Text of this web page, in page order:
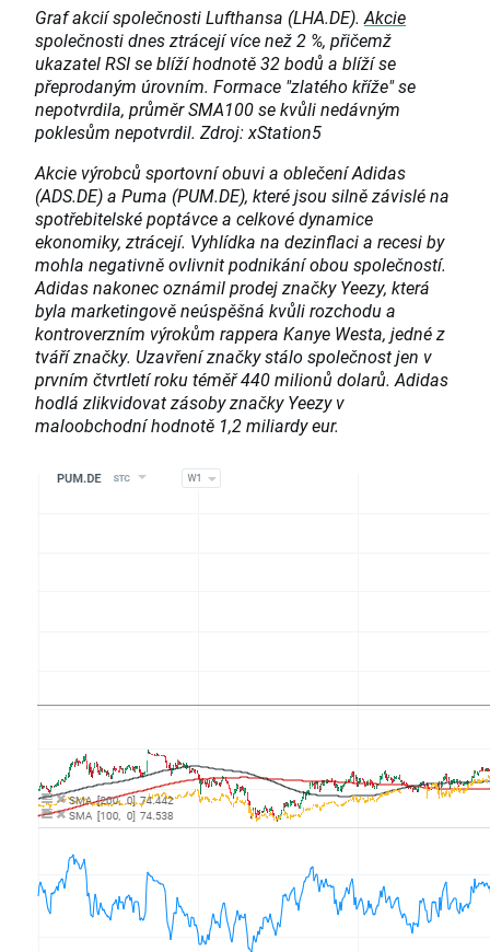
Graf akcií společnosti Lufthansa (LHA.DE).Akcie
společnosti dnes ztrácejí více než 2 %, přičemž
ukazatel RSI se blíží hodnotě 32 bodů a blíží se
přeprodaným úrovním. Formace "zlatého kříže" se
nepotvrdila, průměr SMA100 se kvůli nedávným
poklesům nepotvrdil. Zdroj: xStation5
Akcie výrobců sportovní obuvi a oblečení Adidas
(ADS.DE) a Puma (PUM.DE), které jsou silně závislé na
spotřebitelské poptávce a celkové dynamice
ekonomiky, ztrácejí. Vyhlídka na dezinflaci a recesi by
mohla negativně ovlivnit podnikání obou společností.
Adidas nakonec oznámil prodej značky Yeezy, která
byla marketingově neúspěšná kvůli rozchodu a
kontroverzním výrokům rappera Kanye Westa, jedné z
tváří značky. Uzavření značky stálo společnost jen v
prvním čtvrtletí roku téměř 440 milionů dolarů. Adidas
hodlá zlikvidovat zásoby značky Yeezy v
maloobchodní hodnotě 1,2 miliardy eur.